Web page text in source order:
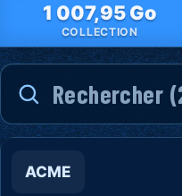
1 007,95 Go
COLLECTION
ACME